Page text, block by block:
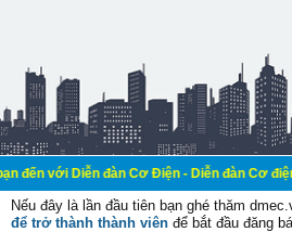
đàn Cơ Điện - Diễn đàn Cơ điện là nơi
Nếu đây là lần đầu tiên bạn ghé thăm
để trở thành thành viên để bắt đầu đăng